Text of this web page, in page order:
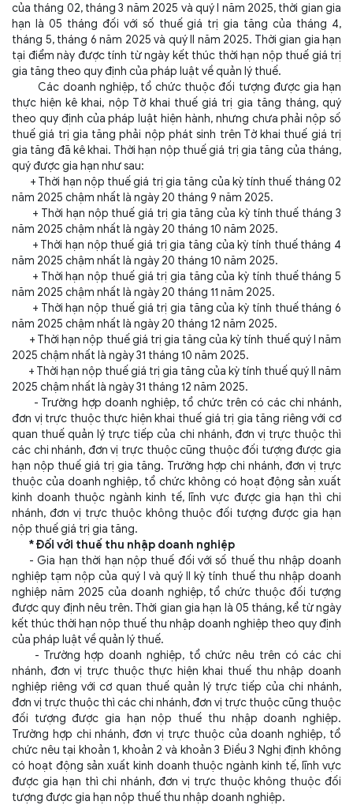
của tháng 02, tháng 3 năm 2025 và quý I năm 2025, thời gian gia
hạn là 05 tháng đối với số thuế giá trị gia tăng của tháng 4,
tháng 5, tháng 6 năm 2025 và quý II năm 2025. Thời gian gia hạn
tại điểm này được tính từ ngày kết thúc thời hạn nộp thuế giá trị
gia tăng theo quy định của pháp luật về quản lý thuế.
Các doanh nghiệp, tổ chức thuộc đối tượng được gia hạn
thực hiện kê khai, nộp Tờ khai thuế giá trị gia tăng tháng, quý
theo quy định của pháp luật hiện hành, nhưng chưa phải nộp số
thuế giá trị gia tăng phải nộp phát sinh trên Tờ khai thuế giá trị
gia tăng đã kê khai. Thời hạn nộp thuế giá trị gia tăng của tháng,
quý được gia hạn như sau:
+ Thời hạn nộp thuế giá trị gia tăng của kỳ tính thuế tháng 02
năm 2025 chậm nhất là ngày 20 tháng 9 năm 2025.
+ Thời hạn nộp thuế giá trị gia tăng của kỳ tính thuế tháng 3
năm 2025 chậm nhất là ngày 20 tháng 10 năm 2025.
+ Thời hạn nộp thuế giá trị gia tăng của kỳ tính thuế tháng 4
năm 2025 chậm nhất là ngày 20 tháng 10 năm 2025.
+ Thời hạn nộp thuế giá trị gia tăng của kỳ tính thuế tháng 5
năm 2025 chậm nhất là ngày 20 tháng 11 năm 2025.
+ Thời hạn nộp thuế giá trị gia tăng của kỳ tính thuế tháng 6
năm 2025 chậm nhất là ngày 20 tháng 12 năm 2025.
+ Thời hạn nộp thuế giá trị gia tăng của kỳ tính thuế quý I năm
2025 chậm nhất là ngày 31 tháng 10 năm 2025.
+ Thời hạn nộp thuế giá trị gia tăng của kỳ tính thuế quý II năm
2025 chậm nhất là ngày 31 tháng 12 năm 2025.
- Trường hợp doanh nghiệp, tổ chức trên có các chi nhánh,
đơn vị trực thuộc thực hiện khai thuế giá trị gia tăng riêng với cơ
quan thuế quản lý trực tiếp của chi nhánh, đơn vị trực thuộc thì
các chi nhánh, đơn vị trực thuộc cũng thuộc đối tượng được gia
hạn nộp thuế giá trị gia tăng. Trường hợp chi nhánh, đơn vị trực
thuộc của doanh nghiệp, tổ chức không có hoạt động sản xuất
kinh doanh thuộc ngành kinh tế, lĩnh vực được gia hạn thì chi
nhánh, đơn vị trực thuộc không thuộc đối tượng được gia hạn
nộp thuế giá trị gia tăng.
* Đối với thuế thu nhập doanh nghiệp
- Gia hạn thời hạn nộp thuế đối với số thuế thu nhập doanh
nghiệp tạm nộp của quý I và quý II kỳ tính thuế thu nhập doanh
nghiệp năm 2025 của doanh nghiệp, tổ chức thuộc đối tượng
được quy định nêu trên. Thời gian gia hạn là 05 tháng, kể từ ngày
kết thúc thời hạn nộp thuế thu nhập doanh nghiệp theo quy định
của pháp luật về quản lý thuế.
- Trường hợp doanh nghiệp, tổ chức nêu trên có các chi
nhánh, đơn vị trực thuộc thực hiện khai thuế thu nhập doanh
nghiệp riêng với cơ quan thuế quản lý trực tiếp của chi nhánh,
đơn vị trực thuộc thì các chi nhánh, đơn vị trực thuộc cũng thuộc
đối tượng được gia hạn nộp thuế thu nhập doanh nghiệp.
Trường hợp chi nhánh, đơn vị trực thuộc của doanh nghiệp, tổ
chức nêu tại khoản 1, khoản 2 và khoản 3 Điều 3 Nghị định không
có hoạt động sản xuất kinh doanh thuộc ngành kinh tế, lĩnh vực
được gia hạn thì chi nhánh, đơn vị trực thuộc không thuộc đối
tượng được gia hạn nộp thuế thu nhập doanh nghiệp.